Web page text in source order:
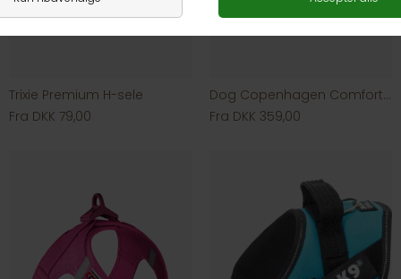
Trixie Premium H-sele
Fra DKK 79,00
Dog Copenhagen Comfort Walk Air Wild Rose
Fra DKK 359,00